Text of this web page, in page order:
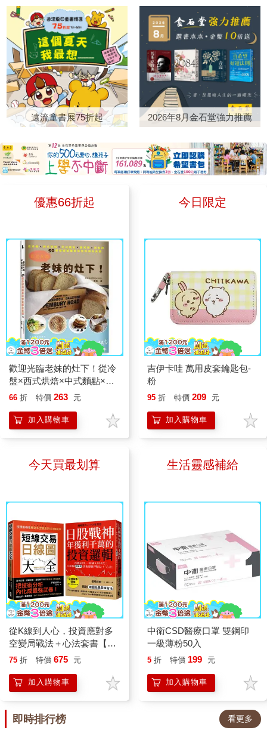
讓人明白，每向上一步，都能為
自己帶來真正的自由。這本書將
告訴你：如何財務獨立？如何建
立目標？如何讓自己的人生有意
義且不再後悔。 摩根．豪瑟
的作品，已幫助上千萬人重新思
考賺錢、儲蓄與投資之道。暢銷
突破1,000萬冊的前作《致富心
作《花錢的藝術》則聚焦在如何
運用財富。這本書是摩根．豪瑟
人生觀、金錢觀。不是教你如何
致富，而是教你如何從你已擁有
書對於「花錢」在心裡層面的分
以取代的價值，絕對不容錯過！
當你讀完整本書，你將建立起與
過往截然不同的理財觀，你的人
生，也將借助金錢的力量攀向前
所未有的高峰。
翻轉，尤其情愛的關係更為微
妙。相對於此，某些情節呈現了
男女情感的真摯時刻，亦即擺脫
欲望陰影、達到真實連結的時
刻，儘管這樣的連結顯得脆弱、
轉瞬即逝或得來不易。純真與欲
望之間的動態關係，悄悄呼應了
小說中引用的《失樂園》。
《2084》的敘事方式相當值得
玩味，兩種敘事風格並存。一種
是史詩式的冒險旅程，有確切的
人物動機與目標，有明顯的懸疑
性與戲劇衝突。這種風格主要呈
現在婆羅洲的情節中，保祿和他
的活動。這主要呈現在黃保祿的
台北生活，他是個萬念俱灰的空
殼，在都市裡遊蕩，放任自己隨
機拾取情愛的機遇。敘事風格的
混用，讓《2084》有了更多文
學詮釋的空間。 張貴興的經
典舊作《猴杯》也同時復刻重
出。陳榮強在《猴杯》的導讀中
探討了張貴興的作品對於「全球
南方」的意義。這表示張貴興的
小說能被放在更大的全球框架下
化產生關連與對話，也能為普世
議題提供一個眺望的角度。如今
《2084》，不只讓讀者從奇麗
的文字中重新感受台北，也把台
灣放到了一個能與更大的世界產
前，便能從倒影中看見一張完整
的鱷魚臉。這樣的設計，也讓人
聯想到幼兒發展中的鏡像與自我
辨識：孩子透過鏡子認識自己的
外貌，也透過大人的回應理解自
己的情緒，逐漸建立「這就是
我」的自我概念。 《因為我
是「最強的」》描述一隻名叫
「國王」的暴龍。他擁有龐大而
強壯的身體，是恐龍世界裡公認
最強大的存在，其他恐龍都十分
畏懼他。 然而，一場突如其
膽小、弱小的鱷魚「抖抖」交換
者被欺負、無力反抗的感受。過
思考：真正的強大，究竟是打敗
別人，還是懂得運用自己的力量
保護他人？ 本書另一項令人
驚喜的特色，是巧妙結合恐龍插
憲子，兩種截然不同的創作風
格，呈現「國王」交換身體前後
所處的兩個世界。 暴龍「國
王」原本生活的恐龍世界，由
筆觸描繪；鱷魚「抖抖」生活的
世界，則由江口憲子以手工拼貼
橡皮章和壓克力顏料為紙張上
楚區隔出角色所處的世界，也呼
應了彼此迥然相異的性格與生命
經驗。這樣的表現手法在繪本中
相當少見，為故事增添了鮮明的
視覺層次與閱讀趣味。 本書
也推薦搭配《因為我是「膽小
鬼」》一起閱讀。這本書從小鱷
魚「抖抖」的角度出發，描述他
在同一場雷擊後，進入暴龍「國
王」身體裡的經歷。同一場意
外，透過兩個角色各自不同的觀
點展開，讓孩子不只看見強者失
突然獲得力量時的慌張與掙扎。
讀者的最後一本書。沒想到，去
年得知在他的託付之下，《我可
能錯了》的共同作者卡洛琳整理
出了《張開的手》，真的非常驚
喜。這本書讓我們有機會從更多
面向認識比約恩，也看見那些在
《我可能錯了》中已經萌芽的智
慧，如何延伸到生命的各個面
像是在人的心裡打開一道門，
《張開的手》裡的每一篇會像是
察帶回生活，在每一個當下練習
籤。有很多章節即使觀點我已經
多次，例如：〈事情就是這個樣
子〉、〈指責與「應該」這個
詞〉、〈在磨合中成長〉、
〈愛〉。其中，我讀過最多次的
樣讓人看到比約恩的幽默與坦誠
結果他還是可以因為掃地這樣的
忍不住笑出來，他分享的那些忿
忿不平全是我經歷過的，甚至常
常跨不出去的。 另外，讓我
覺得驚喜的收穫，是〈茶席〉這
一篇。「清空杯子」這個故事，
一定是出於「資訊不足」，因此
覺得只要找到悟道的大師，把所
有的智慧都學起來，困境不就可
以解決了。我有一種被當頭棒喝
的感覺，因為我也是這樣：我一
直以為，累積才會帶來成長。但
比約恩提醒，心靈的成長也許不
是不斷往自己身上疊加更多東
西，而是一個慢慢放下、讓自己
變得輕盈的過程。 很感動的
是，比約恩在〈把船清空〉也說
出了不少人也許都有過的困擾：
在這個資訊如此豐富的時代，我
們只要眼睛一睜開，手一開始滑
遠流童書展75折起 2026年8月金石堂強力推薦
優惠66折起
歡迎光臨老妹的灶下！從冷
盤×西式烘焙×中式麵點×家
常菜×甜點的50道低碳減醣
66 折 特價 263 元
加入購物車
今日限定
吉伊卡哇 萬用皮套鑰匙包-
粉
95 折 特價 209 元
加入購物車
今天買最划算
從K線到人心​，投資應對多
空變局​戰法＋心法套書【短
線交易日線圖大全＋日股戰
75 折 特價 675 元
加入購物車
生活靈感補給
中衛CSD醫療口罩 雙鋼印
一級薄粉50入
5 折 特價 199 元
加入購物車
即時排行榜 看更多